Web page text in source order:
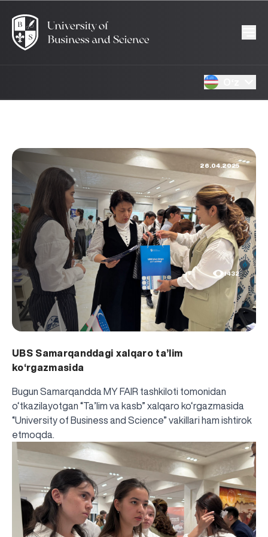
26.04.2025
1432
UBS Samarqanddagi xalqaro ta’lim
ko‘rgazmasida
Bugun Samarqandda MY FAIR tashkiloti tomonidan
o‘tkazilayotgan “Ta’lim va kasb” xalqaro ko‘rgazmasida
“University of Business and Science” vakillari ham ishtirok
etmoqda.